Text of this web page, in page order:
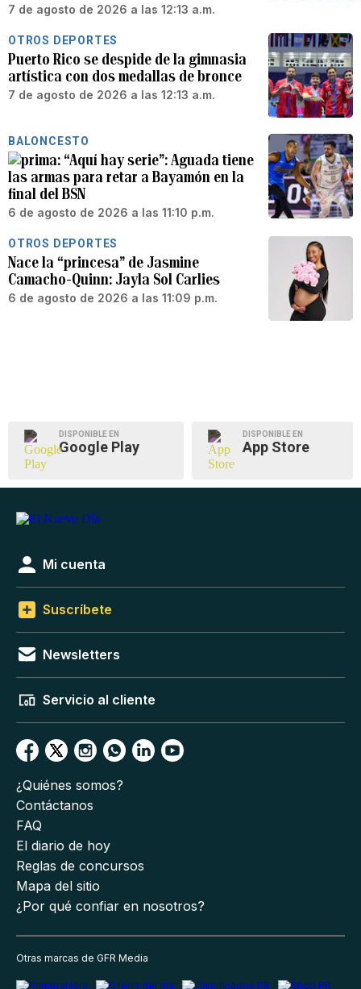
7 de agosto de 2026 a las 12:13 a.m.
OTROS DEPORTES
Puerto Rico se despide de la gimnasia
artística con dos medallas de bronce
7 de agosto de 2026 a las 12:13 a.m.
BALONCESTO
“Aquí hay serie”: Aguada tiene
las armas para retar a Bayamón en la
final del BSN
6 de agosto de 2026 a las 11:10 p.m.
OTROS DEPORTES
Nace la “princesa” de Jasmine
Camacho-Quinn: Jayla Sol Carlies
6 de agosto de 2026 a las 11:09 p.m.
DISPONIBLE EN
Google Play
DISPONIBLE EN
App Store
Mi cuenta
Suscríbete
Newsletters
Servicio al cliente
¿Quiénes somos?
Contáctanos
FAQ
El diario de hoy
Reglas de concursos
Mapa del sitio
¿Por qué confiar en nosotros?
Otras marcas de GFR Media